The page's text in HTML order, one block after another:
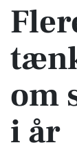
om
i år